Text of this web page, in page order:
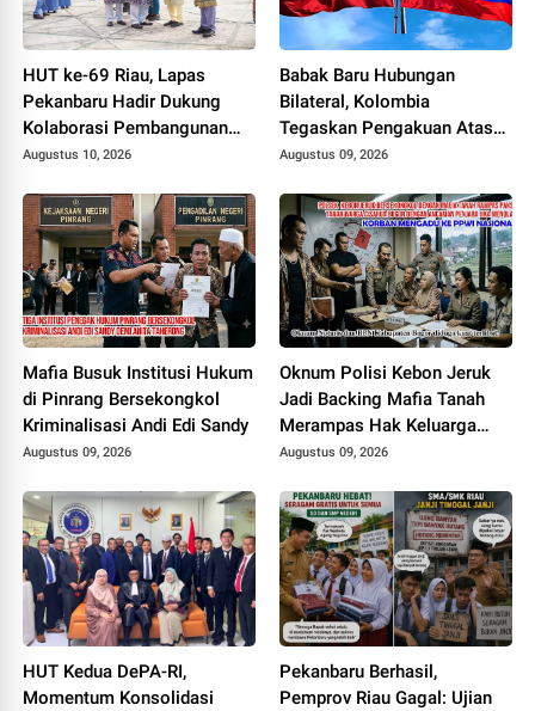
HUT ke-69 Riau, Lapas
Pekanbaru Hadir Dukung
Kolaborasi Pembangunan
Daerah
Augustus 10, 2026
Babak Baru Hubungan
Bilateral, Kolombia
Tegaskan Pengakuan Atas
Kedaulatan Maroko di
Augustus 09, 2026
Mafia Busuk Institusi Hukum
di Pinrang Bersekongkol
Kriminalisasi Andi Edi Sandy
Augustus 09, 2026
Oknum Polisi Kebon Jeruk
Jadi Backing Mafia Tanah
Merampas Hak Keluarga
Ambar Witjaksono Sutarman
Augustus 09, 2026
HUT Kedua DePA-RI,
Momentum Konsolidasi
Pekanbaru Berhasil,
Pemprov Riau Gagal: Ujian